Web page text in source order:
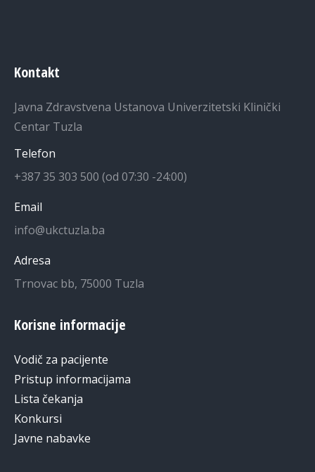
Kontakt
Javna Zdravstvena Ustanova Univerzitetski Klinički
Centar Tuzla
Telefon
+387 35 303 500 (od 07:30 -24:00)
Email
info@ukctuzla.ba
Adresa
Trnovac bb, 75000 Tuzla
Korisne informacije
Vodič za pacijente
Pristup informacijama
Lista čekanja
Konkursi
Javne nabavke